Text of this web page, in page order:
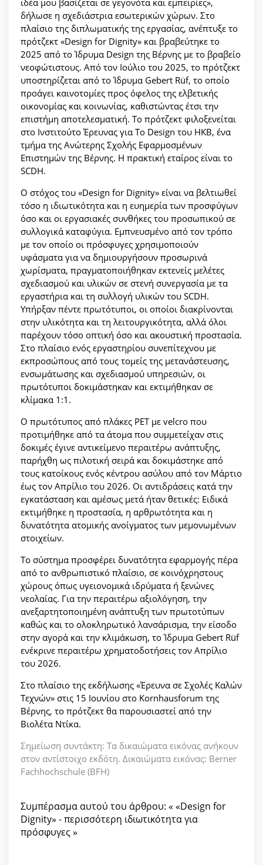
ιδέα μου βασίζεται σε γεγονότα και εμπειρίες»,
δήλωσε η σχεδιάστρια εσωτερικών χώρων. Στο
πλαίσιο της διπλωματικής της εργασίας, ανέπτυξε το
πρότζεκτ «Design for Dignity» και βραβεύτηκε το
2025 από το Ίδρυμα Design της Βέρνης με το βραβείο
νεοφώτιστους. Από τον Ιούλιο του 2025, το πρότζεκτ
υποστηρίζεται από το Ίδρυμα Gebert Rüf, το οποίο
προάγει καινοτομίες προς όφελος της ελβετικής
οικονομίας και κοινωνίας, καθιστώντας έτσι την
επιστήμη αποτελεσματική. Το πρότζεκτ φιλοξενείται
στο Ινστιτούτο Έρευνας για Το Design του HKB, ένα
τμήμα της Ανώτερης Σχολής Εφαρμοσμένων
Επιστημών της Βέρνης. Η πρακτική εταίρος είναι το
SCDH.
Ο στόχος του «Design for Dignity» είναι να βελτιωθεί
τόσο η ιδιωτικότητα και η ευημερία των προσφύγων
όσο και οι εργασιακές συνθήκες του προσωπικού σε
συλλογικά καταφύγια. Εμπνευσμένο από τον τρόπο
με τον οποίο οι πρόσφυγες χρησιμοποιούν
υφάσματα για να δημιουργήσουν προσωρινά
χωρίσματα, πραγματοποιήθηκαν εκτενείς μελέτες
σχεδιασμού και υλικών σε στενή συνεργασία με τα
εργαστήρια και τη συλλογή υλικών του SCDH.
Υπήρξαν πέντε πρωτότυποι, οι οποίοι διακρίνονται
στην υλικότητα και τη λειτουργικότητα, αλλά όλοι
παρέχουν τόσο οπτική όσο και ακουστική προστασία.
Στο πλαίσιο ενός εργαστηρίου συνεπίτεχνου με
εκπροσώπους από τους τομείς της μετανάστευσης,
ενσωμάτωσης και σχεδιασμού υπηρεσιών, οι
πρωτότυποι δοκιμάστηκαν και εκτιμήθηκαν σε
κλίμακα 1:1.
Ο πρωτότυπος από πλάκες PET με velcro που
προτιμήθηκε από τα άτομα που συμμετείχαν στις
δοκιμές έγινε αντικείμενο περαιτέρω ανάπτυξης,
παρήχθη ως πιλοτική σειρά και δοκιμάστηκε από
τους κατοίκους ενός κέντρου ασύλου από τον Μάρτιο
έως τον Απρίλιο του 2026. Οι αντιδράσεις κατά την
εγκατάσταση και αμέσως μετά ήταν θετικές: Ειδικά
εκτιμήθηκε η προστασία, η αρθρωτότητα και η
δυνατότητα ατομικής ανοίγματος των μεμονωμένων
στοιχείων.
Το σύστημα προσφέρει δυνατότητα εφαρμογής πέρα
από το ανθρωπιστικό πλαίσιο, σε κοινόχρηστους
χώρους όπως υγειονομικά ιδρύματα ή ξενώνες
νεολαίας. Για την περαιτέρω αξιολόγηση, την
ανεξαρτητοποιημένη ανάπτυξη των πρωτοτύπων
καθώς και το ολοκληρωτικό λανσάρισμα, την είσοδο
στην αγορά και την κλιμάκωση, το Ίδρυμα Gebert Rüf
ενέκρινε περαιτέρω χρηματοδοτήσεις τον Απρίλιο
του 2026.
Στο πλαίσιο της εκδήλωσης «Έρευνα σε Σχολές Καλών
Τεχνών» στις 15 Ιουνίου στο Kornhausforum της
Βέρνης, το πρότζεκτ θα παρουσιαστεί από την
Βιολέτα Ντίκα.
Σημείωση συντάκτη: Τα δικαιώματα εικόνας ανήκουν
στον αντίστοιχο εκδότη. Δικαιώματα εικόνας: Berner
Fachhochschule (BFH)
Συμπέρασμα αυτού του άρθρου: « «Design for
Dignity» - περισσότερη ιδιωτικότητα για
πρόσφυγες »